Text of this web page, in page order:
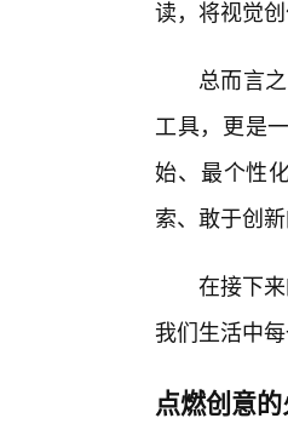
读，将视觉
总而言
工具，更是
始、最个性
索、敢于创
在接下
我们生活中
点燃创意